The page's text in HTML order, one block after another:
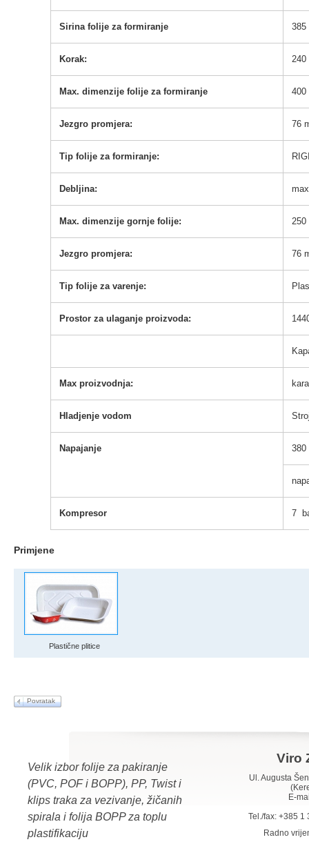
Sirina folije za formiranje 385
Korak: 240
Max. dimenzije folije za formiranje 400
Jezgro promjera: 76
Tip folije za formiranje:
Debljina:
Max. dimenzije gornje folije: 250
Jezgro promjera: 76
Tip folije za varenje:
Prostor za ulaganje proizvoda:
Max proizvodnja:
Hladjenje vodom
Napajanje 380
Kompresor 7
Primjene
Plastične plitice
Povratak
Velik izbor folije za pakiranje
(PVC, POF i BOPP), PP, Twist i
klips traka za vezivanje, žičanih
spirala i folija BOPP za toplu
plastifikaciju
Viro
Ul. Augusta
E-
Tel./fax: +385 1
Radno